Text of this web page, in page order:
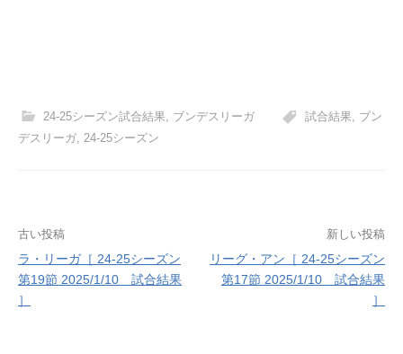
24-25シーズン試合結果, ブンデスリーガ 試合結果, ブン
デスリーガ 24-25シーズン
投
稿
ナ
古い投稿
ラ・リーガ［ 24-25シーズン
第19節 2025/1/10 試合結果
］
新しい投稿
リーグ・アン［ 24-25シーズン
第17節 2025/1/10 試合結果
］